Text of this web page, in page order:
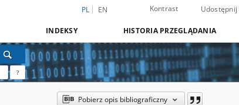
PL EN Kontrast Udostępnij
INDEKSY HISTORIA PRZEGLĄDANIA
?
Pobierz opis bibliograficzny